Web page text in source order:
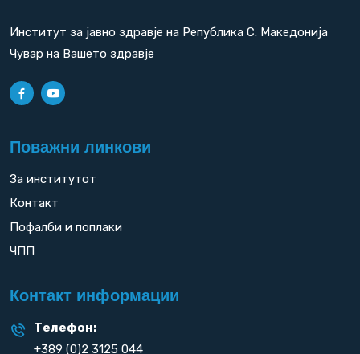
Институт за јавно здравје на Република С. Македонија
Чувар на Вашето здравје
Поважни линкови
За институтот
Контакт
Пофалби и поплаки
ЧПП
Контакт информации
Телефон:
+389 (0)2 3125 044